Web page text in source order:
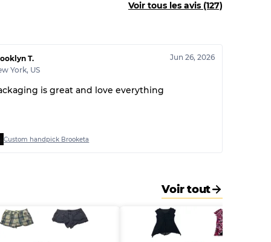
30% A, 40% B, 30% CVoir tous les avis (127)
T.
York, US
Jun 26, 2026
is great and love everything
Custom handpick Brooketa
Voir tout